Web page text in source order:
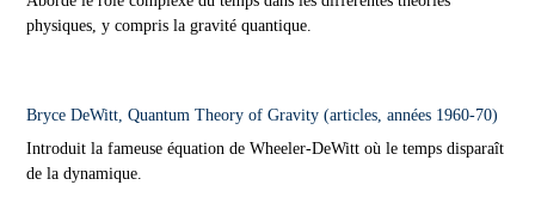
physiques, y compris la gravité quantique.
Bryce DeWitt, Quantum Theory of Gravity (articles, années 1960-70)
Introduit la fameuse équation de Wheeler-DeWitt où le temps disparaît
de la dynamique.